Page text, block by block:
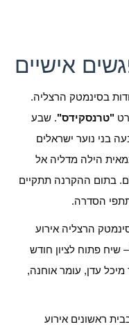
אישיים
בסינמטק הרצליה.
"טרנסקידס". שבע
בני נוער ישראלים
הילה מדליה אל
בתום ההקרנה תתקיים
הסדרה.
– שיח פתוח לציון חודש
עדן, עומר אוחנה,